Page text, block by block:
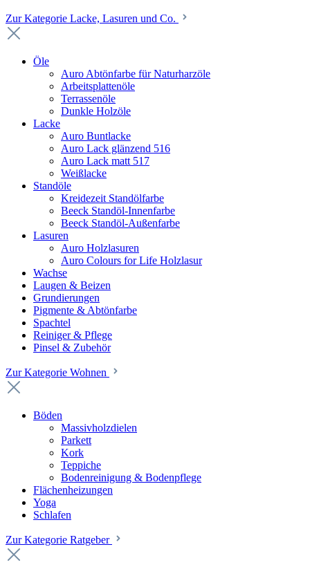
Zur Kategorie Lacke, Lasuren und Co.
Öle
Auro Abtönfarbe für Naturharzöle
Arbeitsplattenöle
Terrassenöle
Dunkle Holzöle
Lacke
Auro Buntlacke
Auro Lack glänzend 516
Auro Lack matt 517
Weißlacke
Standöle
Kreidezeit Standölfarbe
Beeck Standöl-Innenfarbe
Beeck Standöl-Außenfarbe
Lasuren
Auro Holzlasuren
Auro Colours for Life Holzlasur
Wachse
Laugen & Beizen
Grundierungen
Pigmente & Abtönfarbe
Spachtel
Reiniger & Pflege
Pinsel & Zubehör
Zur Kategorie Wohnen
Böden
Massivholzdielen
Parkett
Kork
Teppiche
Bodenreinigung & Bodenpflege
Flächenheizungen
Yoga
Schlafen
Zur Kategorie Ratgeber